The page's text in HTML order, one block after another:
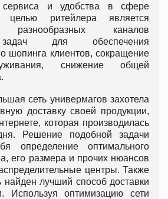
и удобства в сфере
ритейлера является
разнообразных каналов
для обеспечения
шопинга клиентов, сокращение
снижение общей
сеть универмагов захотела
доставку своей продукции,
которая производилась
Решение подобной задачи
определение оптимального
его размера и прочих нюансов
центры. Также
лучший способ доставки
Используя оптимизацию сети